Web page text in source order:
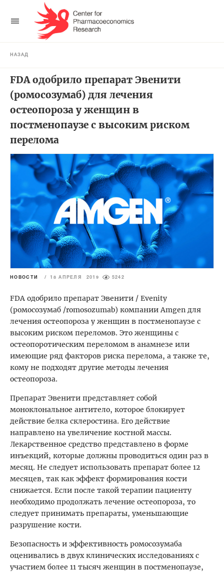
НАЗАД
FDA одобрило препарат Эвенити
(ромосозумаб) для лечения
остеопороза у женщин в
постменопаузе с высоким риском
перелома
НОВОСТИ / 18 АПРЕЛЯ 2019 5242
FDA одобрило препарат Эвенити / Evenity
(ромосозумаб /romosozumab) компании Amgen для
лечения остеопороза у женщин в постменопаузе с
высоким риском переломов. Это женщины с
остеопоротическим переломом в анамнезе или
имеющие ряд факторов риска перелома, а также те,
кому не подходят другие методы лечения
остеопороза.
Препарат Эвенити представляет собой
моноклональное антитело, которое блокирует
действие белка склеростина. Его действие
направлено на увеличение костной массы.
Лекарственное средство представлено в форме
инъекций, которые должны проводиться один раз в
месяц. Не следует использовать препарат более 12
месяцев, так как эффект формирования кости
снижается. Если после такой терапии пациенту
необходимо продолжать лечение остеопороза, то
следует принимать препараты, уменьшающие
разрушение кости.
Безопасность и эффективность ромосозумаба
оценивались в двух клинических исследованиях с
участием более 11 тысяч женщин в постменопаузе,